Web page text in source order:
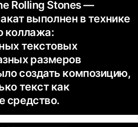
Rolling Stones —
выполнен в технике
коллажа:
текстовых
размеров
создать композицию,
текст как
средство.